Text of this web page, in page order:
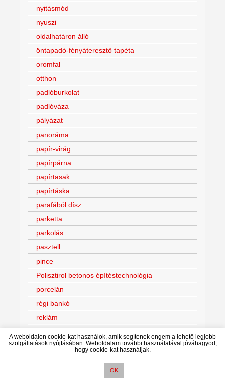
nyitásmód
nyuszi
oldalhatáron álló
öntapadó-fényáteresztő tapéta
oromfal
otthon
padlóburkolat
padlóváza
pályázat
panoráma
papír-virág
papírpárna
papírtasak
papírtáska
parafából dísz
parketta
parkolás
pasztell
pince
Polisztirol betonos építéstechnológia
porcelán
régi bankó
reklám
romantika
A weboldalon cookie-kat használok, amik segítenek engem a lehető legjobb
szolgáltatások nyújtásában. Weboldalam további használatával jóváhagyod,
hogy cookie-kat használjak.
OK